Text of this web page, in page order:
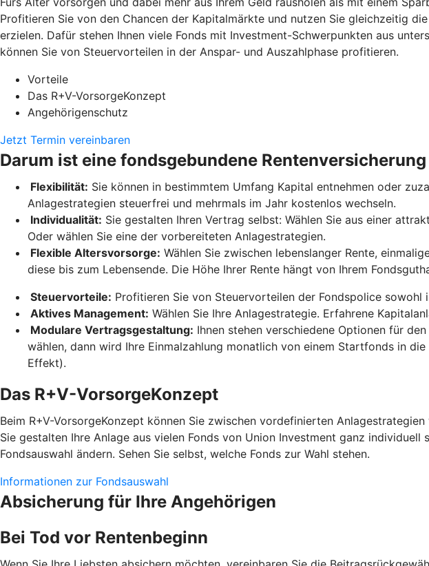
Profitieren Sie von den Chancen der Kapitalmärkte und nutzen Sie gleichzeitig
erzielen. Dafür stehen Ihnen viele Fonds mit Investment-Schwerpunkten aus
können Sie von Steuervorteilen in der Anspar- und Auszahlphase profitieren.
Vorteile
Das R+V-VorsorgeKonzept
Angehörigenschutz
Jetzt Termin vereinbaren
Darum ist eine fondsgebundene
Flexibilität: Sie können in bestimmtem Umfang Kapital entnehmen oder
Anlagestrategien steuerfrei und mehrmals im Jahr kostenlos wechseln.
Individualität: Sie gestalten Ihren Vertrag selbst: Wählen Sie aus einer
Oder wählen Sie eine der vorbereiteten Anlagestrategien.
Flexible Altersvorsorge: Wählen Sie zwischen lebenslanger Rente,
diese bis zum Lebensende. Die Höhe Ihrer Rente hängt von Ihrem
Steuervorteile: Profitieren Sie von Steuervorteilen der Fondspolice sowohl
Aktives Management: Wählen Sie Ihre Anlagestrategie. Erfahrene
Modulare Vertragsgestaltung: Ihnen stehen verschiedene Optionen für
wählen, dann wird Ihre Einmalzahlung monatlich von einem Startfonds in
Effekt).
Das R+V-VorsorgeKonzept
Beim R+V-VorsorgeKonzept können Sie zwischen vordefinierten
Sie gestalten Ihre Anlage aus vielen Fonds von Union Investment ganz
Fondsauswahl ändern. Sehen Sie selbst, welche Fonds zur Wahl stehen.
Informationen zur Fondsauswahl
Absicherung für Ihre Angehörigen
Bei Tod vor Rentenbeginn